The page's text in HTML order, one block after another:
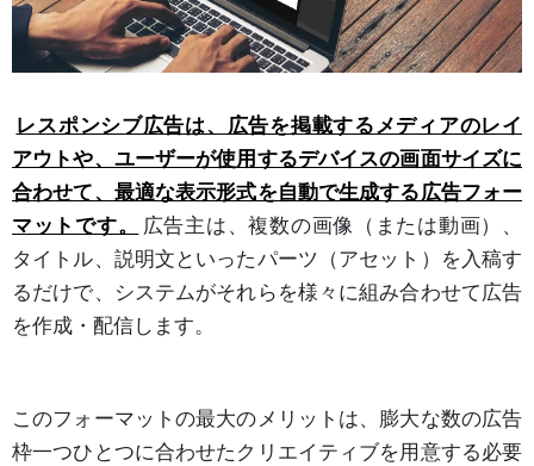
レスポンシブ広告は、広告を掲載するメディアのレイ
アウトや、ユーザーが使用するデバイスの画面サイズに
合わせて、最適な表示形式を自動で生成する広告フォー
マットです。
広告主は、複数の画像（または動画）、
タイトル、説明文といったパーツ（アセット）を入稿す
るだけで、システムがそれらを様々に組み合わせて広告
を作成・配信します。
このフォーマットの最大のメリットは、膨大な数の広告
枠一つひとつに合わせたクリエイティブを用意する必要